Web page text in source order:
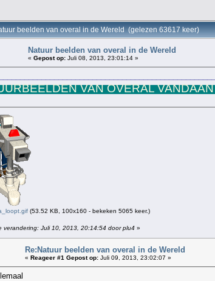
beelden van overal in de Wereld (gelezen 63617 keer)
Natuur beelden van overal in de Wereld
« Gepost op: Juli 08, 2013, 23:01:14 »
VAN OVERAL
(53.52 KB, 100x160 - bekeken 5065 keer.)
verandering: Juli 10, 2013, 20:14:54 door plu4 »
Re:Natuur beelden van overal in de Wereld
« Reageer #1 Gepost op: Juli 09, 2013, 23:02:07 »